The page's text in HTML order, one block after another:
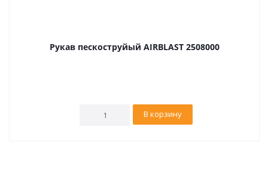
Рукав пескоструйый AIRBLAST 2508000
В корзину